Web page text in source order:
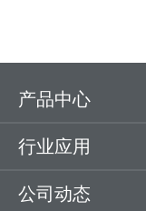
产品中心
行业应用
公司动态